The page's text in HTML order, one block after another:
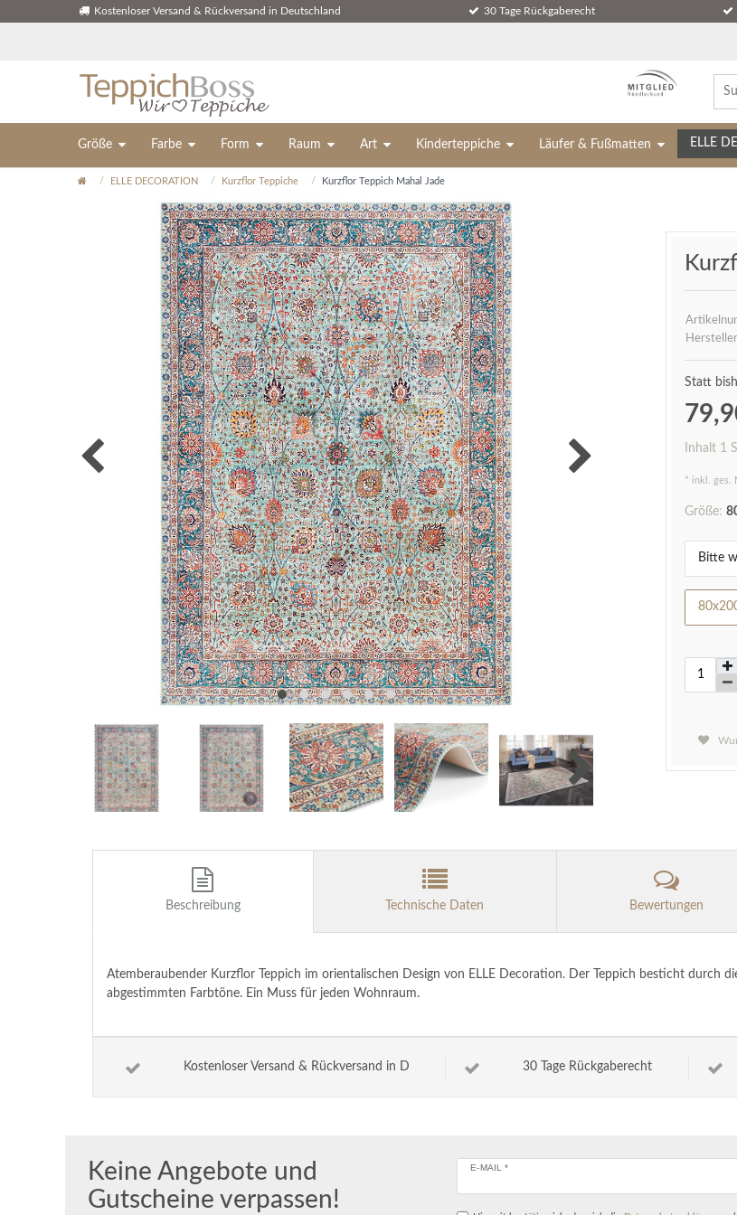
Kostenloser Versand & Rückversand in Deutschland 30 Tage Rückgaberecht
Größe Farbe Form Raum Art Kinderteppiche Läufer & Fußmatten ELLE
ELLE DECORATION Kurzflor Teppiche Kurzflor Teppich Mahal Jade
Hersteller
Inhalt 1
* inkl. ges.
Größe:
Bitte
Beschreibung Technische Daten Bewertungen
Atemberaubender Kurzflor Teppich im orientalischen Design von ELLE Decoration. Der Teppich besticht durch
abgestimmten Farbtöne. Ein Muss für jeden Wohnraum.
Kostenloser Versand & Rückversand in D 30 Tage Rückgaberecht
Keine Angebote und
Gutscheine verpassen!
E-MAIL *